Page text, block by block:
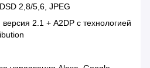
2,8/5,6, JPEG
2.1 + A2DP с технологией